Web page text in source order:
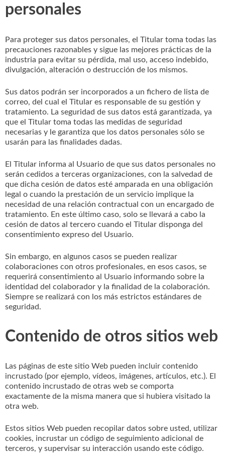
personales
Para proteger sus datos personales, el Titular toma todas las
precauciones razonables y sigue las mejores prácticas de la
industria para evitar su pérdida, mal uso, acceso indebido,
divulgación, alteración o destrucción de los mismos.
Sus datos podrán ser incorporados a un fichero de lista de
correo, del cual el Titular es responsable de su gestión y
tratamiento. La seguridad de sus datos está garantizada, ya
que el Titular toma todas las medidas de seguridad
necesarias y le garantiza que los datos personales sólo se
usarán para las finalidades dadas.
El Titular informa al Usuario de que sus datos personales no
serán cedidos a terceras organizaciones, con la salvedad de
que dicha cesión de datos esté amparada en una obligación
legal o cuando la prestación de un servicio implique la
necesidad de una relación contractual con un encargado de
tratamiento. En este último caso, solo se llevará a cabo la
cesión de datos al tercero cuando el Titular disponga del
consentimiento expreso del Usuario.
Sin embargo, en algunos casos se pueden realizar
colaboraciones con otros profesionales, en esos casos, se
requerirá consentimiento al Usuario informando sobre la
identidad del colaborador y la finalidad de la colaboración.
Siempre se realizará con los más estrictos estándares de
seguridad.
Contenido de otros sitios web
Las páginas de este sitio Web pueden incluir contenido
incrustado (por ejemplo, vídeos, imágenes, artículos, etc.). El
contenido incrustado de otras web se comporta
exactamente de la misma manera que si hubiera visitado la
otra web.
Estos sitios Web pueden recopilar datos sobre usted, utilizar
cookies, incrustar un código de seguimiento adicional de
terceros, y supervisar su interacción usando este código.